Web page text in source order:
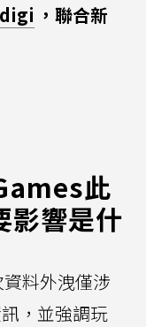
，聯合新
此
影響是什
料外洩僅涉
，並強調玩